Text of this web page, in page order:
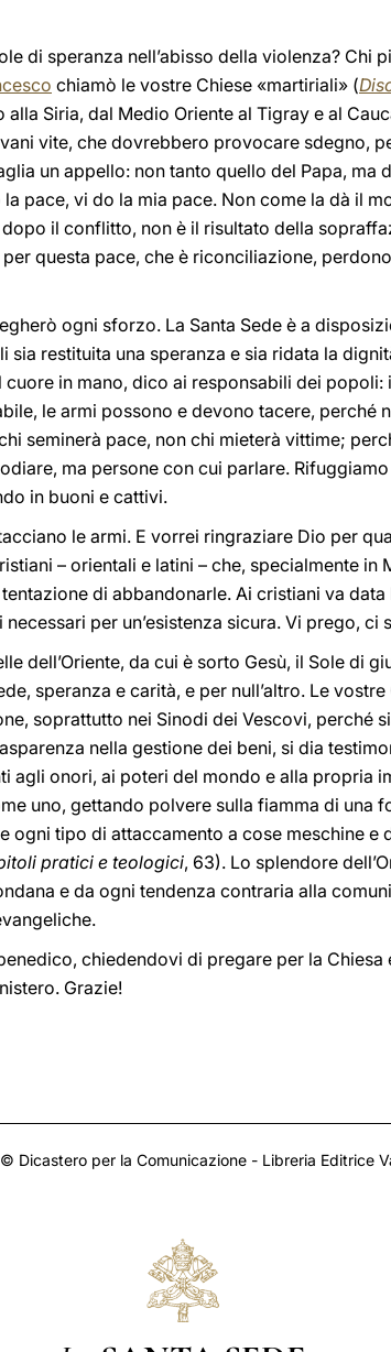
di speranza nell’abisso della violenza? Chi
chiamò le vostre Chiese «martiriali» (
alla Siria, dal Medio Oriente al Tigray e al
vite, che dovrebbero provocare sdegno,
un appello: non tanto quello del Papa, ma
pace, vi do la mia pace. Non come la dà il
il conflitto, non è il risultato della
questa pace, che è riconciliazione,
ogni sforzo. La Santa Sede è a
restituita una speranza e sia ridata la
in mano, dico ai responsabili dei
le armi possono e devono tacere, perché
seminerà pace, non chi mieterà vittime;
ma persone con cui parlare.
in buoni e cattivi.
le armi. E vorrei ringraziare Dio per
– orientali e latini – che, specialmente in
di abbandonarle. Ai cristiani va
per un’esistenza sicura. Vi prego, ci
dell’Oriente, da cui è sorto Gesù, il Sole di
speranza e carità, e per null’altro. Le
soprattutto nei Sinodi dei Vescovi, perché
nella gestione dei beni, si dia
agli onori, ai poteri del mondo e alla propria
uno, gettando polvere sulla fiamma di una
ogni tipo di attaccamento a cose meschine e
pratici e teologici, 63). Lo splendore
e da ogni tendenza contraria alla
chiedendovi di pregare per la
Grazie!
Dicastero per la Comunicazione - Libreria Editrice